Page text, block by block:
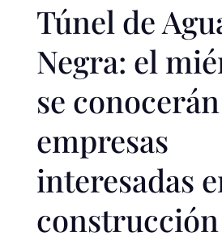
Túnel de
Negra: el
se
empresas
interesadas
construcción